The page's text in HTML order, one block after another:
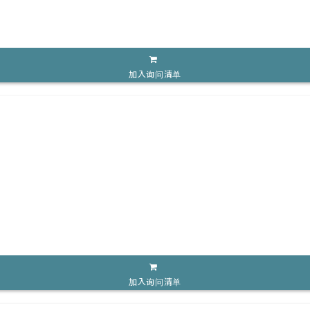
加入询问清单
加入询问清单